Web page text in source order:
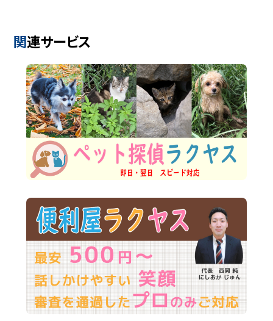
関連サービス